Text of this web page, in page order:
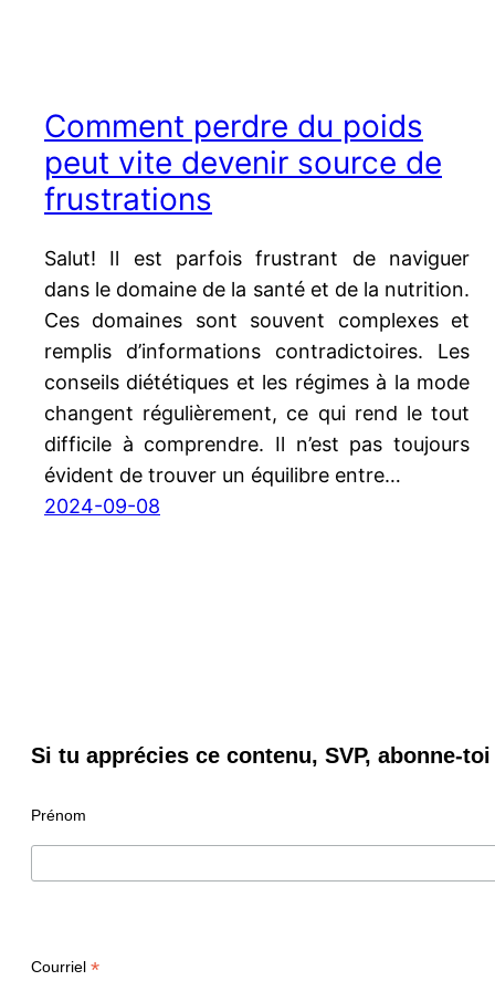
Comment perdre du poids
peut vite devenir source de
frustrations
Salut! Il est parfois frustrant de naviguer
dans le domaine de la santé et de la nutrition.
Ces domaines sont souvent complexes et
remplis d’informations contradictoires. Les
conseils diététiques et les régimes à la mode
changent régulièrement, ce qui rend le tout
difficile à comprendre. Il n’est pas toujours
évident de trouver un équilibre entre…
2024-09-08
Si tu apprécies ce contenu, SVP, abonne-
Prénom
Courriel *